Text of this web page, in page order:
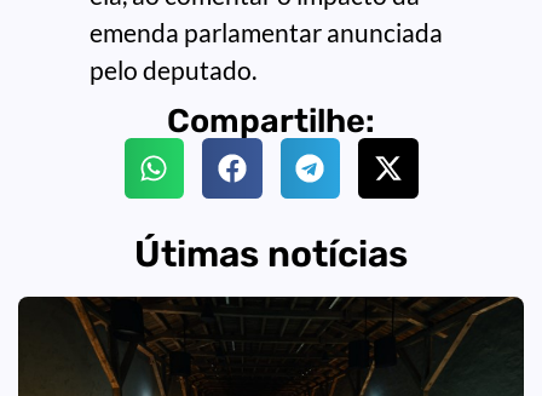
emenda parlamentar anunciada
pelo deputado.
Compartilhe:
Útimas notícias